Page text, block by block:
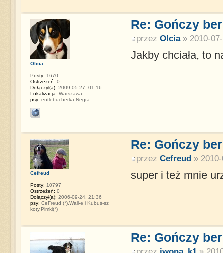
Re: Gończy
przez Olcia» 2010-
Jakby chciała, to
Olcia
Posty: 1670
Ostrzeżeń: 0
Dołączył(a): 2009-05-27, 01:16
Lokalizacja: Warszawa
psy: entlebucherka Negra
Re: Gończy
przez Cefreud» 2010-
super i też mnie
Cefreud
Posty: 10797
Ostrzeżeń: 0
Dołączył(a): 2006-09-24, 21:36
psy: CeFreud (*),Wall-e i Kubuś-sz
koty,Pimki(*)
Re: Gończy
przez iwona_k1»